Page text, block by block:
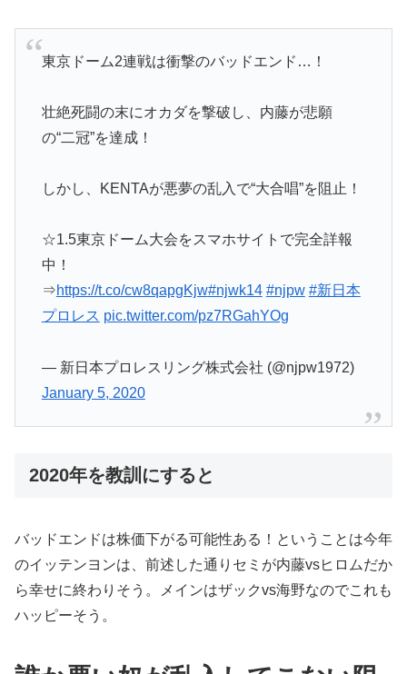
東京ドーム2連戦は衝撃のバッドエンド…！
壮絶死闘の末にオカダを撃破し、内藤が悲願
の“二冠”を達成！
しかし、KENTAが悪夢の乱入で“大合唱”を阻止！
☆1.5東京ドーム大会をスマホサイトで完全詳報
中！
⇒https://t.co/cw8qapgKjw#njwk14 #njpw #新日本
プロレス pic.twitter.com/pz7RGahYOg
— 新日本プロレスリング株式会社 (@njpw1972)
January 5, 2020
2020年を教訓にすると
バッドエンドは株価下がる可能性ある！ということは今年
のイッテンヨンは、前述した通りセミが内藤vsヒロムだか
ら幸せに終わりそう。メインはザックvs海野なのでこれも
ハッピーそう。